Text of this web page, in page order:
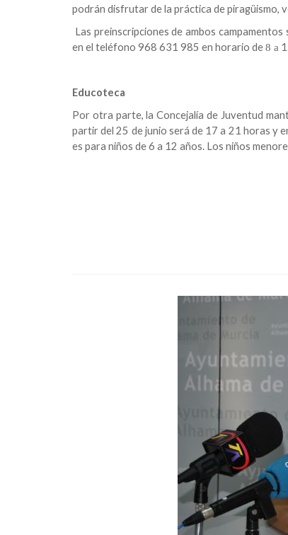
podrán disfrutar de la práctica de piragüismo,
Las preinscripciones de ambos
en el teléfono 968 631 985 en horario de8 a
Educoteca
Por otra parte, laConcejalía de Juventud
partir del 25 de junio será de 17 a 21 horas y
es para niños de6 a 12 años. Los niños